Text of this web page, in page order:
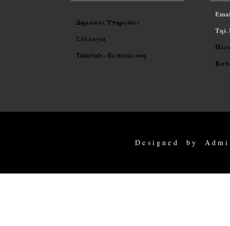
Δημόσιες Υπηρεσίες
Σύλλογοι
Tutorials - Εκπαίδευση
Tηλ
Designed by